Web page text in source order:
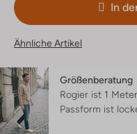
In
Ähnliche Artikel
Größenberatung
Rogier ist 1
Passform ist